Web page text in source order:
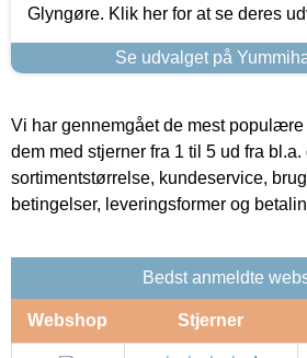
Glyngøre. Klik her for at se deres
Se udvalget på
Vi har gennemgået de mest
dem med stjerner fra 1 til 5 ud fra
sortimentstørrelse, kundeservice,
betingelser, leveringsformer og
Bedst anmeldte
Webshop Stjerner